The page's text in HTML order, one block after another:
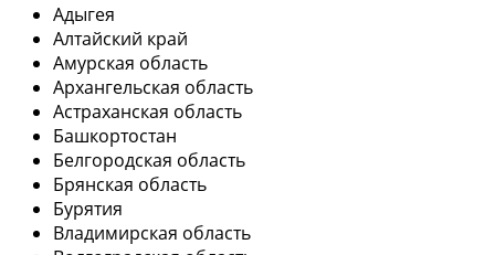
Адыгея
Алтайский край
Амурская область
Архангельская область
Астраханская область
Башкортостан
Белгородская область
Брянская область
Бурятия
Владимирская область